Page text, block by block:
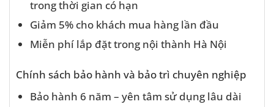
trong thời gian có hạn
Giảm 5% cho khách mua hàng lần đầu
Miễn phí lắp đặt trong nội thành Hà Nội
Chính sách bảo hành và bảo trì chuyên nghiệp
Bảo hành 6 năm – yên tâm sử dụng lâu dài